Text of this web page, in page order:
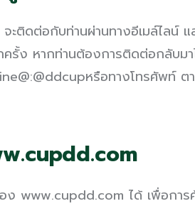
ติดต่อกับท่านผ่านทางอีเมล์ไลน์
ง หากท่านต้องการติดต่อกลับมา
หรือทางโทรศัพท์
อง www.cupdd.com ได้ เพื่อก